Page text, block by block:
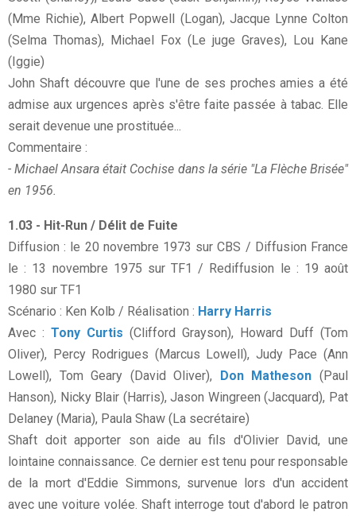
(Mme Richie), Albert Popwell (Logan), Jacque Lynne Colton
(Selma Thomas), Michael Fox (Le juge Graves), Lou Kane
(Iggie)
John Shaft découvre que l'une de ses proches amies a été
admise aux urgences après s'être faite passée à tabac. Elle
serait devenue une prostituée...
Commentaire :
- Michael Ansara était Cochise dans la série "La Flèche Brisée"
en 1956.
1.03 - Hit-Run / Délit de Fuite
Diffusion : le 20 novembre 1973 sur CBS / Diffusion France
le : 13 novembre 1975 sur TF1 / Rediffusion le : 19 août
1980 sur TF1
Scénario : Ken Kolb / Réalisation : Harry Harris
Avec : Tony Curtis (Clifford Grayson), Howard Duff (Tom
Oliver), Percy Rodrigues (Marcus Lowell), Judy Pace (Ann
Lowell), Tom Geary (David Oliver), Don Matheson (Paul
Hanson), Nicky Blair (Harris), Jason Wingreen (Jacquard), Pat
Delaney (Maria), Paula Shaw (La secrétaire)
Shaft doit apporter son aide au fils d'Olivier David, une
lointaine connaissance. Ce dernier est tenu pour responsable
de la mort d'Eddie Simmons, survenue lors d'un accident
avec une voiture volée. Shaft interroge tout d'abord le patron